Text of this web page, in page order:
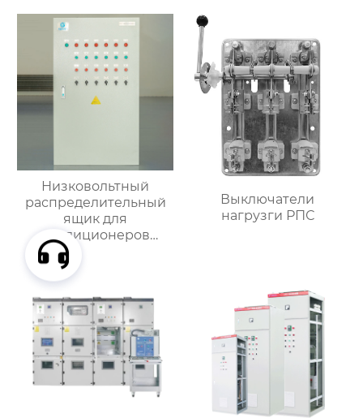
Низковольтный
распределительный
ящик для
кондиционеров
наружной установки
Выключатели
нагрузги РПС